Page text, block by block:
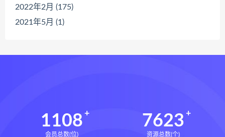
2022年2月 (175)
2021年5月 (1)
1108
会员总数(位)
7623
资源总数(个)